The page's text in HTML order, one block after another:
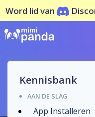
Word lid van
Kennisbank
AAN DE SLAG
App Installeren